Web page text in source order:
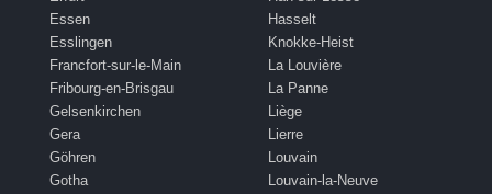
Essen
Esslingen
Francfort-sur-le-Main
Fribourg-en-Brisgau
Gelsenkirchen
Gera
Göhren
Gotha
Hasselt
Knokke-Heist
La Louvière
La Panne
Liège
Lierre
Louvain
Louvain-la-Neuve